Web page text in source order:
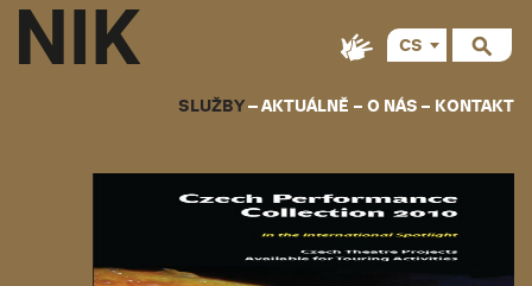
SLUŽBY AKTUÁLNĚ O NÁS KONTAKT
CS